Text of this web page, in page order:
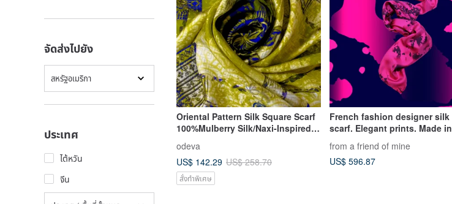
จัดส่งไปยัง
สหรัฐอเมริกา
ประเทศ
ไต้หวัน
จีน
Oriental Pattern Silk Square Scarf
100%Mulberry Silk/Naxi-Inspired
Design-Warmth
odeva
US$ 142.29 US$ 258.70
สั่งทำพิเศษ
French fashion designer silk
scarf. Elegant prints. Made in
Japan.
from a friend of mine
US$ 596.87